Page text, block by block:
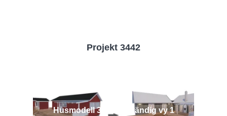
Projekt 3442
Husmodell 3442 - Utvändig vy 1